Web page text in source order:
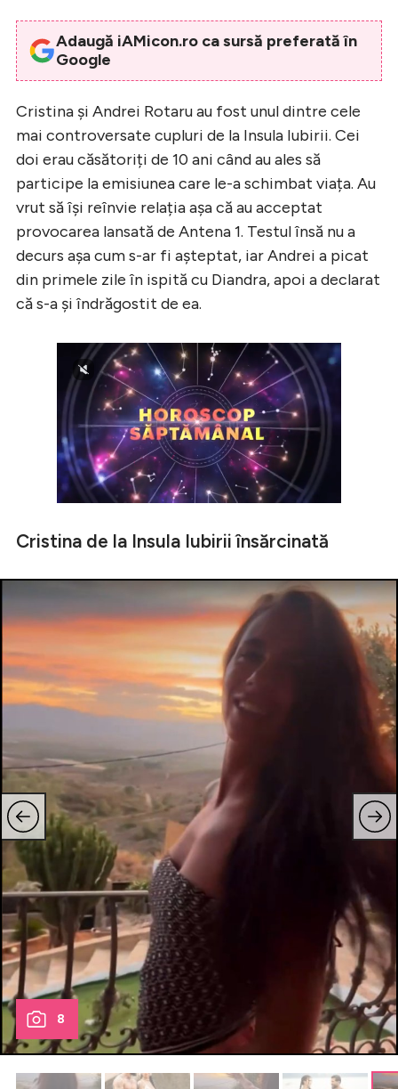
Adaugă iAMicon.ro ca sursă preferată în
Google
Cristina și Andrei Rotaru au fost unul dintre cele
mai controversate cupluri de la Insula Iubirii. Cei
doi erau căsătoriți de 10 ani când au ales să
participe la emisiunea care le-a schimbat viața. Au
vrut să își reînvie relația așa că au acceptat
provocarea lansată de Antena 1. Testul însă nu a
decurs așa cum s-ar fi așteptat, iar Andrei a picat
din primele zile în ispită cu Diandra, apoi a declarat
că s-a și îndrăgostit de ea.
Cristina de la Insula Iubirii însărcinată
8